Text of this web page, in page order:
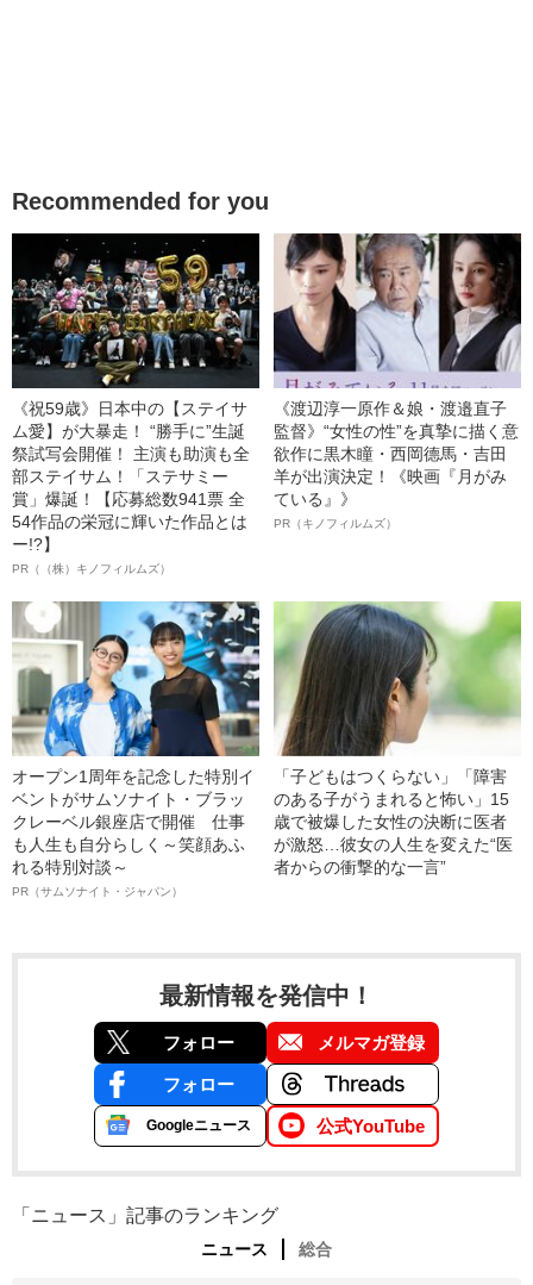
Recommended for you
《祝59歳》日本中の【ステイサ
ム愛】が大暴走！ “勝手に”生誕
祭試写会開催！ 主演も助演も全
部ステイサム！「ステサミー
賞」爆誕！【応募総数941票 全
54作品の栄冠に輝いた作品とは
ー!?】
PR（（株）キノフィルムズ）
《渡辺淳一原作＆娘・渡邉直子
監督》“女性の性”を真摯に描く意
欲作に黒木瞳・西岡德馬・吉田
羊が出演決定！《映画『月がみ
ている』》
PR（キノフィルムズ）
オープン1周年を記念した特別イ
ベントがサムソナイト・ブラッ
クレーベル銀座店で開催 仕事
も人生も自分らしく～笑顔あふ
れる特別対談～
PR（サムソナイト・ジャパン）
「子どもはつくらない」「障害
のある子がうまれると怖い」15
歳で被爆した女性の決断に医者
が激怒…彼女の人生を変えた“医
者からの衝撃的な一言”
最新情報を発信中！
フォロー メルマガ登録
フォロー
Googleニュース 公式YouTube
「ニュース」記事のランキング
ニュース 総合